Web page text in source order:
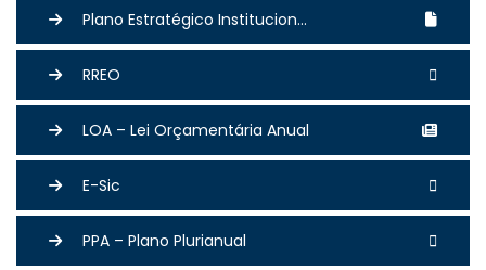
Plano Estratégico Institucion...
RREO
LOA – Lei Orçamentária Anual
E-Sic
PPA – Plano Plurianual